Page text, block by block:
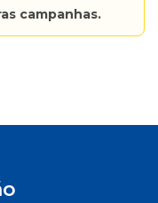
campanhas.